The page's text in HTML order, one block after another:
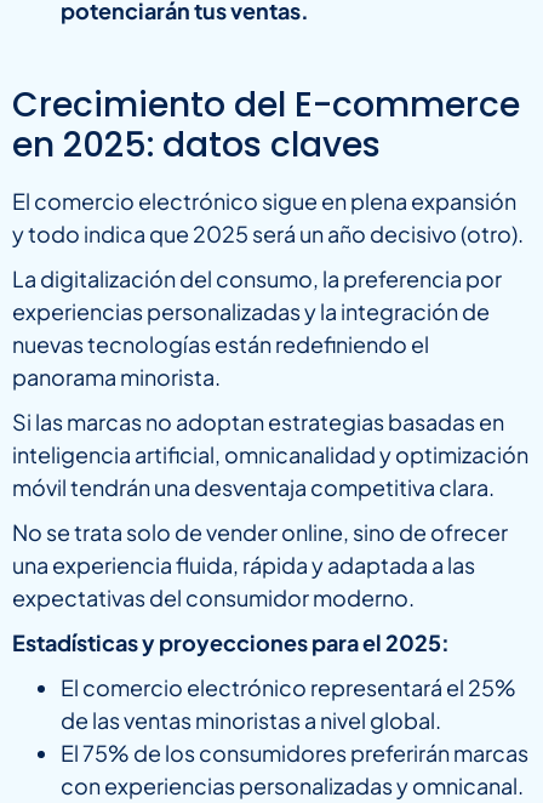
potenciarán tus ventas.
Crecimiento del E-commerce
en 2025: datos claves
El comercio electrónico sigue en plena expansión
y todo indica que 2025 será un año decisivo (otro).
La digitalización del consumo, la preferencia por
experiencias personalizadas y la integración de
nuevas tecnologías están redefiniendo el
panorama minorista.
Si las marcas no adoptan estrategias basadas en
inteligencia artificial, omnicanalidad y optimización
móvil tendrán una desventaja competitiva clara.
No se trata solo de vender online, sino de ofrecer
una experiencia fluida, rápida y adaptada a las
expectativas del consumidor moderno.
Estadísticas y proyecciones para el 2025:
El comercio electrónico representará el 25%
de las ventas minoristas a nivel global.
El 75% de los consumidores preferirán marcas
con experiencias personalizadas y omnicanal.